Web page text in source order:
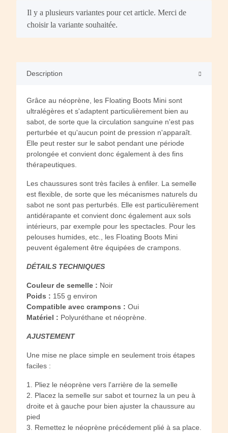
x
Il y a plusieurs variantes pour cet article. Merci de
choisir la variante souhaitée.
Description
Grâce au néoprène, les Floating Boots Mini sont
ultralégères et s'adaptent particulièrement bien au
sabot, de sorte que la circulation sanguine n'est pas
perturbée et qu'aucun point de pression n'apparaît.
Elle peut rester sur le sabot pendant une période
prolongée et convient donc également à des fins
thérapeutiques.
Les chaussures sont très faciles à enfiler. La semelle
est flexible, de sorte que les mécanismes naturels du
sabot ne sont pas perturbés. Elle est particulièrement
antidérapante et convient donc également aux sols
intérieurs, par exemple pour les spectacles. Pour les
pelouses humides, etc., les Floating Boots Mini
peuvent également être équipées de crampons.
DÉTAILS TECHNIQUES
Couleur de semelle : Noir
Poids : 155 g environ
Compatible avec crampons : Oui
Matériel : Polyuréthane et néoprène.
AJUSTEMENT
Une mise ne place simple en seulement trois étapes
faciles :
1. Pliez le néoprène vers l'arrière de la semelle
2. Placez la semelle sur sabot et tournez la un peu à
droite et à gauche pour bien ajuster la chaussure au
pied
3. Remettez le néoprène précédement plié à sa place.